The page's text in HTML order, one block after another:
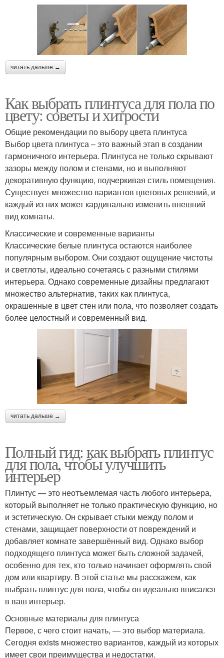
читать дальше →
Как выбрать плинтуса для пола по
цвету: советы и хитрости
Общие рекомендации по выбору цвета плинтуса
Выбор цвета плинтуса – это важный этап в создании
гармоничного интерьера. Плинтуса не только скрывают
зазоры между полом и стенами, но и выполняют
декоративную функцию, подчеркивая стиль помещения.
Существует множество вариантов цветовых решений, и
каждый из них может кардинально изменить внешний
вид комнаты.
Классические и современные варианты
Классические белые плинтуса остаются наиболее
популярным выбором. Они создают ощущение чистоты
и светлоты, идеально сочетаясь с разными стилями
интерьера. Однако современные дизайны предлагают
множество альтернатив, таких как плинтуса,
окрашенные в цвет стен или пола, что позволяет создать
более целостный и современный вид.
читать дальше →
Полный гид: как выбрать плинтус
для пола, чтобы улучшить
интерьер
Плинтус — это неотъемлемая часть любого интерьера,
который выполняет не только практическую функцию, но
и эстетическую. Он скрывает стыки между полом и
стенами, защищает поверхности от повреждений и
добавляет комнате завершённый вид. Однако выбор
подходящего плинтуса может быть сложной задачей,
особенно для тех, кто только начинает оформлять свой
дом или квартиру. В этой статье мы расскажем, как
выбрать плинтус для пола, чтобы он идеально вписался
в ваш интерьер.
Основные материалы для плинтуса
Первое, с чего стоит начать, — это выбор материала.
Сегодня exists множество вариантов, каждый из которых
имеет свои преимущества и недостатки.